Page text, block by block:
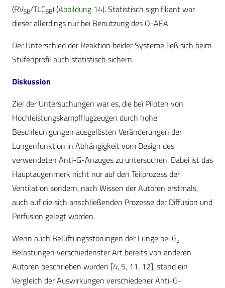
(RVSB/TLCSB) (Abbildung 14). Statistisch signifikant war
dieser allerdings nur bei Benutzung des O-AEA.
Der Unterschied der Reaktion beider Systeme ließ sich beim
Stufenprofil auch statistisch sichern.
Diskussion
Ziel der Untersuchungen war es, die bei Piloten von
Hochleistungskampfflugzeugen durch hohe
Beschleunigungen ausgelösten Veränderungen der
Lungenfunktion in Abhängigkeit vom Design des
verwendeten Anti-G-Anzuges zu untersuchen. Dabei ist das
Hauptaugenmerk nicht nur auf den Teilprozess der
Ventilation sondern, nach Wissen der Autoren erstmals,
auch auf die sich anschließenden Prozesse der Diffusion und
Perfusion gelegt worden.
Wenn auch Belüftungsstörungen der Lunge bei Gz-
Belastungen verschiedenster Art bereits von anderen
Autoren beschrieben wurden [4, 5, 11, 12], stand ein
Vergleich der Auswirkungen verschiedener Anti-G-